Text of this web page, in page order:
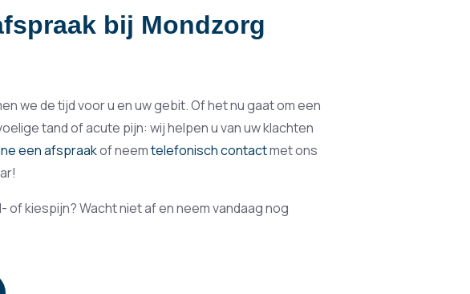
bij Mondzorg
we de tijd voor u en uw gebit. Of het nu gaat om een
tand of acute pijn: wij helpen u van uw klachten
een afspraakof neemtelefonisch contactmet ons
of kiespijn? Wacht niet af en neem vandaag nog